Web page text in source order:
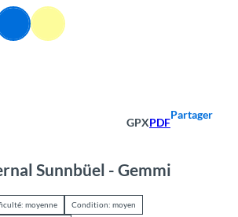
Menu
GPXPDF
Partager
Sunnbüel - Gemmi
moyenne Condition: moyen